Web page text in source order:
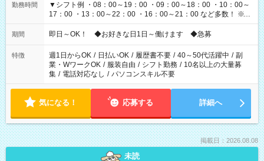
勤務時間
▼シフト例 ・08：00～19：00 ・09：00～18：00 ・10：00～
17：00 ・13：00～22：00 ・16：00～21：00 など多数！ ※お
仕事により勤務時間が異なります
期間 即日～OK！ ◆お好きな日1日～働けます ◆急募
特徴 週1日からOK / 日払いOK / 履歴書不要 / 40～50代活躍中 / 副
業・WワークOK / 服装自由 / シフト勤務 / 10名以上の大量募
集 / 電話対応なし / パソコンスキル不要
気になる！ 応募する 詳細へ
掲載日：2026.08.08
未読